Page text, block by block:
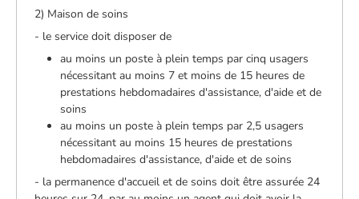
2) Maison de soins
- le service doit disposer de
au moins un poste à plein temps par cinq usagers
nécessitant au moins 7 et moins de 15 heures de
prestations hebdomadaires d'assistance, d'aide et de
soins
au moins un poste à plein temps par 2,5 usagers
nécessitant au moins 15 heures de prestations
hebdomadaires d'assistance, d'aide et de soins
- la permanence d'accueil et de soins doit être assurée 24